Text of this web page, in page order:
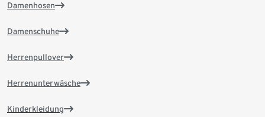
Damenhosen
Damenschuhe
Herrenpullover
Herrenunterwäsche
Kinderkleidung